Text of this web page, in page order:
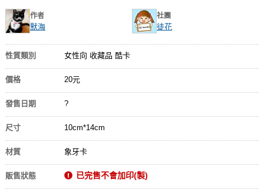
作者
默海
社團
徒花
性質類別 女性向 收藏品 酷卡
價格 20元
發售日期 ?
尺寸 10cm*14cm
材質 象牙卡
販售狀態 已完售不會加印(製)